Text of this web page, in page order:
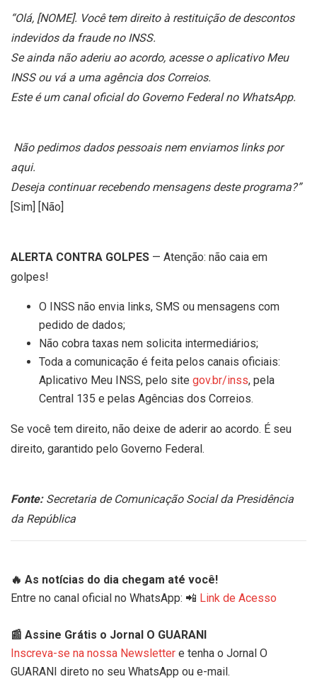
“Olá, [NOME]. Você tem direito à restituição de descontos
indevidos da fraude no INSS.
Se ainda não aderiu ao acordo, acesse o aplicativo Meu
INSS ou vá a uma agência dos Correios.
Este é um canal oficial do Governo Federal no WhatsApp.
Não pedimos dados pessoais nem enviamos links por
aqui.
Deseja continuar recebendo mensagens deste programa?”
[Sim] [Não]
ALERTA CONTRA GOLPES — Atenção: não caia em
golpes!
O INSS não envia links, SMS ou mensagens com
pedido de dados;
Não cobra taxas nem solicita intermediários;
Toda a comunicação é feita pelos canais oficiais:
Aplicativo Meu INSS, pelo site gov.br/inss, pela
Central 135 e pelas Agências dos Correios.
Se você tem direito, não deixe de aderir ao acordo. É seu
direito, garantido pelo Governo Federal.
Fonte:Secretaria de Comunicação Social da Presidência
da República
🔥 As notícias do dia chegam até você!
Entre no canal oficial no WhatsApp: 📲 Link de Acesso
📰 Assine Grátis o Jornal O GUARANI
Inscreva-se na nossa Newsletter e tenha o Jornal O
GUARANI direto no seu WhatsApp ou e-mail.